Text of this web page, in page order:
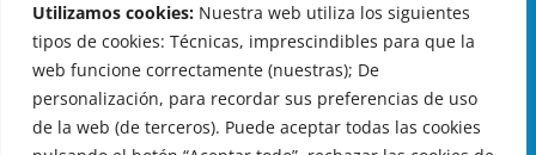
Utilizamos cookies: Nuestra web utiliza los siguientes
tipos de cookies: Técnicas, imprescindibles para que la
web funcione correctamente (nuestras); De
personalización, para recordar sus preferencias de uso
de la web (de terceros). Puede aceptar todas las cookies
OTERO DE HERREROS EN LAS REDES